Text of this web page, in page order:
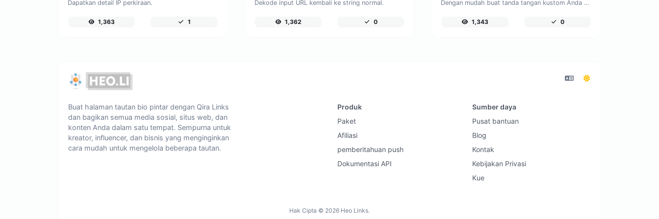
Dapatkan detail IP perkiraan.
1,363 1
Dekode input URL kembali ke string normal.
1,362 0
Dengan mudah buat tanda tangan kustom Anda sendiri dan unduh dengan mudah.
1,343 0
Buat halaman tautan bio pintar dengan Qira Links
dan bagikan semua media sosial, situs web, dan
konten Anda dalam satu tempat. Sempurna untuk
kreator, influencer, dan bisnis yang menginginkan
cara mudah untuk mengelola beberapa tautan.
Produk
Paket
Afiliasi
pemberitahuan push
Dokumentasi API
Sumber daya
Pusat bantuan
Blog
Kontak
Kebijakan Privasi
Kue
Hak Cipta © 2026 Heo Links.